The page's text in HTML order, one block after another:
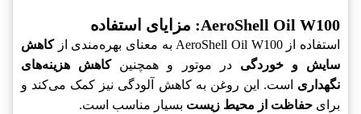
AeroShell Oil W100: مزایای استفاده
استفاده از AeroShell Oil W100 به معنای بهره‌مندی از
کاهش
سایش و خوردگی در موتور و همچنینکاهش هزینه‌های
نگهداری است. این روغن به کاهش آلودگی نیز کمک می‌کند و
برای حفاظت از محیط زیست بسیار مناسب است.